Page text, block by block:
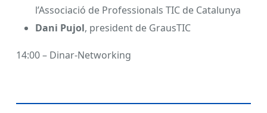
l’Associació de Professionals TIC de Catalunya
Dani Pujol, president de GrausTIC
14:00 – Dinar-Networking